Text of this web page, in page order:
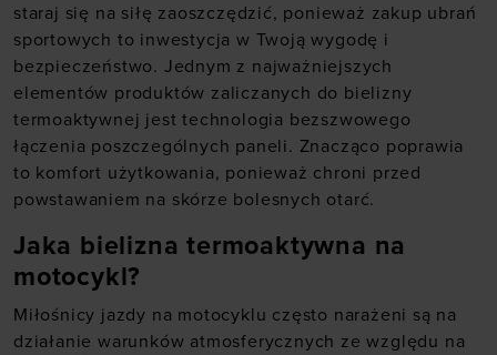
staraj się na siłę zaoszczędzić, ponieważ zakup ubrań
sportowych to inwestycja w Twoją wygodę i
bezpieczeństwo. Jednym z najważniejszych
elementów produktów zaliczanych do bielizny
termoaktywnej jest technologia bezszwowego
łączenia poszczególnych paneli. Znacząco poprawia
to komfort użytkowania, ponieważ chroni przed
powstawaniem na skórze bolesnych otarć.
Jaka bielizna termoaktywna na
motocykl?
Miłośnicy jazdy na motocyklu często narażeni są na
działanie warunków atmosferycznych ze względu na